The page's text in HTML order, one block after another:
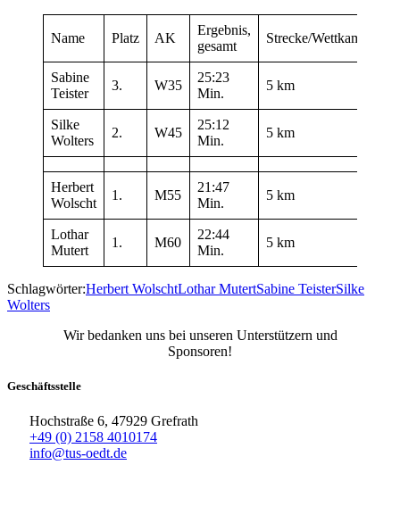
Name Platz AK
Ergebnis,
gesamt
Strecke/Wettkampf
Sabine
Teister
3. W35
25:23
Min.
5 km
Silke
Wolters
2. W45
25:12
Min.
5 km
Herbert
Wolscht
1. M55
21:47
Min.
5 km
Lothar
Mutert
1. M60
22:44
Min.
5 km
Schlagwörter:Herbert WolschtLothar MutertSabine TeisterSilke
Wolters
Wir bedanken uns bei unseren Unterstützern und
Sponsoren!
Geschäftsstelle
Hochstraße 6, 47929 Grefrath
+49 (0) 2158 4010174
info@tus-oedt.de